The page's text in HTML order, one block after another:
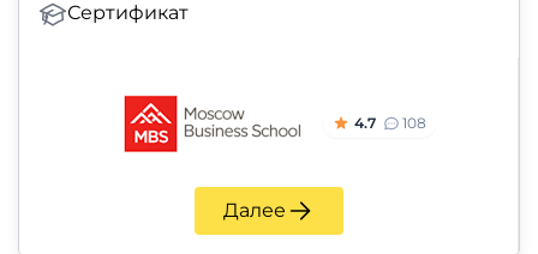
Сертификат
4.7 108
Далее